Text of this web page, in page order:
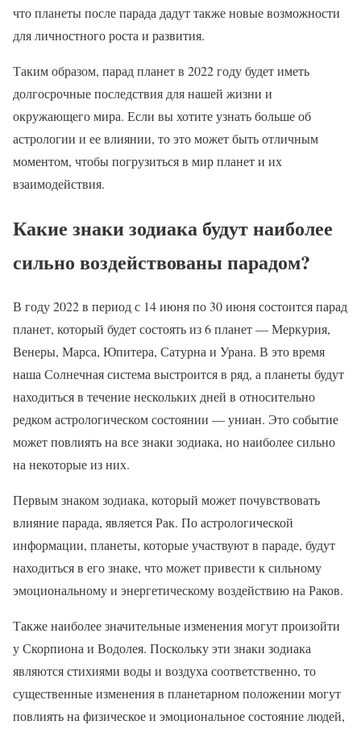
что планеты после парада дадут также новые возможности
для личностного роста и развития.
Таким образом, парад планет в 2022 году будет иметь
долгосрочные последствия для нашей жизни и
окружающего мира. Если вы хотите узнать больше об
астрологии и ее влиянии, то это может быть отличным
моментом, чтобы погрузиться в мир планет и их
взаимодействия.
Какие знаки зодиака будут наиболее
сильно воздействованы парадом?
В году 2022 в период с 14 июня по 30 июня состоится парад
планет, который будет состоять из 6 планет — Меркурия,
Венеры, Марса, Юпитера, Сатурна и Урана. В это время
наша Солнечная система выстроится в ряд, а планеты будут
находиться в течение нескольких дней в относительно
редком астрологическом состоянии — униан. Это событие
может повлиять на все знаки зодиака, но наиболее сильно
на некоторые из них.
Первым знаком зодиака, который может почувствовать
влияние парада, является Рак. По астрологической
информации, планеты, которые участвуют в параде, будут
находиться в его знаке, что может привести к сильному
эмоциональному и энергетическому воздействию на Раков.
Также наиболее значительные изменения могут произойти
у Скорпиона и Водолея. Поскольку эти знаки зодиака
являются стихиями воды и воздуха соответственно, то
существенные изменения в планетарном положении могут
повлиять на физическое и эмоциональное состояние людей,